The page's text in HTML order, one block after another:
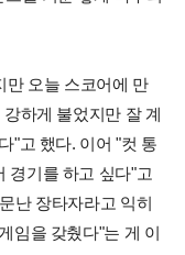
만 오늘 스코어에 만
하게 불었지만 잘 계
"고 했다. 이어 "컷 통
경기를 하고 싶다"고
난 장타자라고 익히
임을 갖췄다"는 게 이